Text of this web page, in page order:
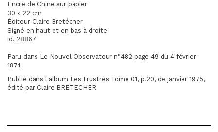
Encre de Chine sur papier
30 x 22 cm
Éditeur Claire Bretécher
Signé en haut et en bas à droite
id. 28867
Paru dans Le Nouvel Observateur n°482 page 49 du 4 février
1974
Publié dans l'album Les Frustrés Tome 01, p.20, de janvier 1975,
édité par Claire BRETECHER